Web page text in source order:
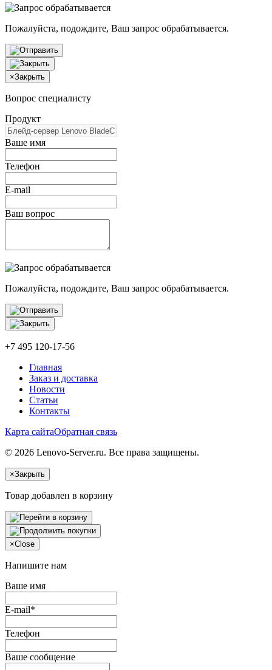
Пожалуйста, подождите, Ваш запрос обрабатывается.
×Закрыть
Вопрос специалисту
Продукт
Ваше имя
Телефон
E-mail
Ваш вопрос
Пожалуйста, подождите, Ваш запрос обрабатывается.
+7 495 120-17-56
Главная
Заказ и доставка
Новости
Статьи
Контакты
Карта сайтаОбратная связь
© 2026 Lenovo-Server.ru. Все права защищены.
×Закрыть
Товар добавлен в корзину
×Close
Напишите нам
Ваше имя
E-mail*
Телефон
Ваше сообщение